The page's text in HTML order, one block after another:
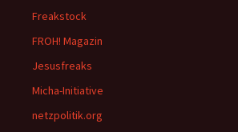
Freakstock
FROH! Magazin
Jesusfreaks
Micha-Initiative
netzpolitik.org